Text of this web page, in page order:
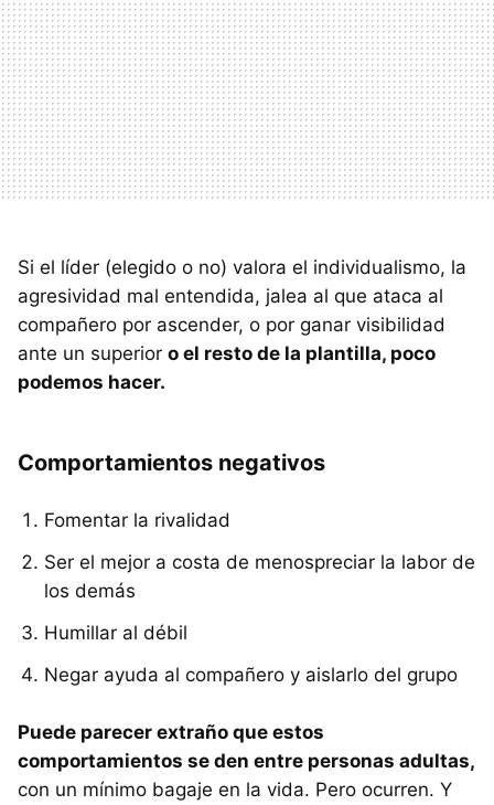
Si el líder (elegido o no) valora el individualismo, la
agresividad mal entendida, jalea al que ataca al
compañero por ascender, o por ganar visibilidad
ante un superior o el resto de la plantilla, poco
podemos hacer.
Comportamientos negativos
Fomentar la rivalidad
Ser el mejor a costa de menospreciar la labor de
los demás
Humillar al débil
Negar ayuda al compañero y aislarlo del grupo
Puede parecer extraño que estos
comportamientos se den entre personas adultas,
con un mínimo bagaje en la vida. Pero ocurren. Y